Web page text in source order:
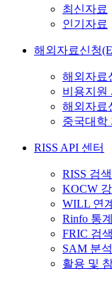
최신자료
인기자료
해외자료신청
해외자료
비용지원
해외자료
중국대학
RISS API 센터
RISS 검
KOCW
WILL 연
Rinfo 통
FRIC 검
SAM 분
활용 및